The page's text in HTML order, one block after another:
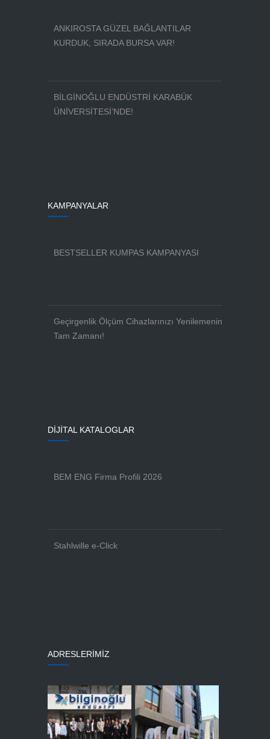
ANKIROSTA GÜZEL BAĞLANTILAR
KURDUK, SIRADA BURSA VAR!
BİLGİNOĞLU ENDÜSTRİ KARABÜK
ÜNİVERSİTESİ’NDE!
KAMPANYALAR
BESTSELLER KUMPAS KAMPANYASI
Geçirgenlik Ölçüm Cihazlarınızı Yenilemenin
Tam Zamanı!
DİJİTAL KATALOGLAR
BEM ENG Firma Profili 2026
Stahlwille e-Click
ADRESLERİMİZ